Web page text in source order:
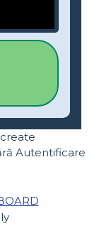
Autentificare